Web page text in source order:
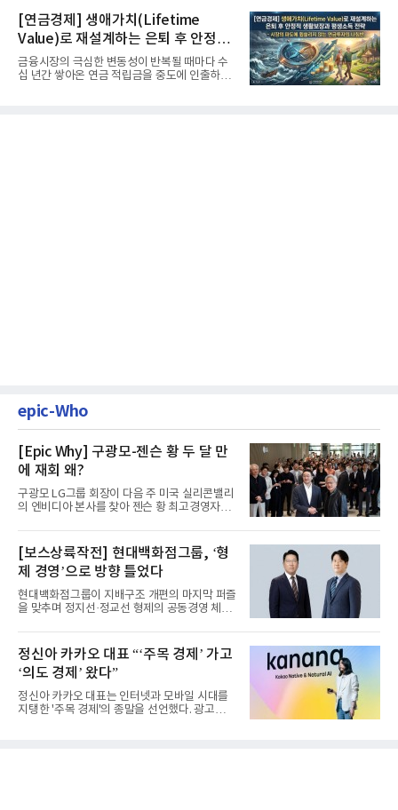
[연금경제] 생애가치(Lifetime
Value)로 재설계하는 은퇴 후 안정적
생활보장과 평생소득 전략
금융시장의 극심한 변동성이 반복될 때마다 수
십 년간 쌓아온 연금 적립금을 중도에 인출하거
epic-Who
[Epic Why] 구광모-젠슨 황 두 달 만
에 재회 왜?
구광모 LG그룹 회장이 다음 주 미국 실리콘밸리
의 엔비디아 본사를 찾아 젠슨 황 최고경영자
[보스상륙작전] 현대백화점그룹, ‘형
제 경영’으로 방향 틀었다
현대백화점그룹이 지배구조 개편의 마지막 퍼즐
을 맞추며 정지선·정교선 형제의 공동경영 체제
정신아 카카오 대표 “‘주목 경제’ 가고
‘의도 경제’ 왔다”
정신아 카카오 대표는 인터넷과 모바일 시대를
지탱한 '주목 경제'의 종말을 선언했다. 광고를